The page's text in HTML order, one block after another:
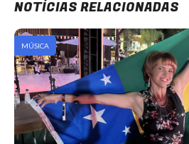
NOTÍCIAS RELACIONADAS
MÚSICA